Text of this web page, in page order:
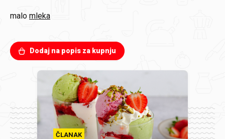
malo mleka
Dodaj na popis za kupnju
ČLANAK